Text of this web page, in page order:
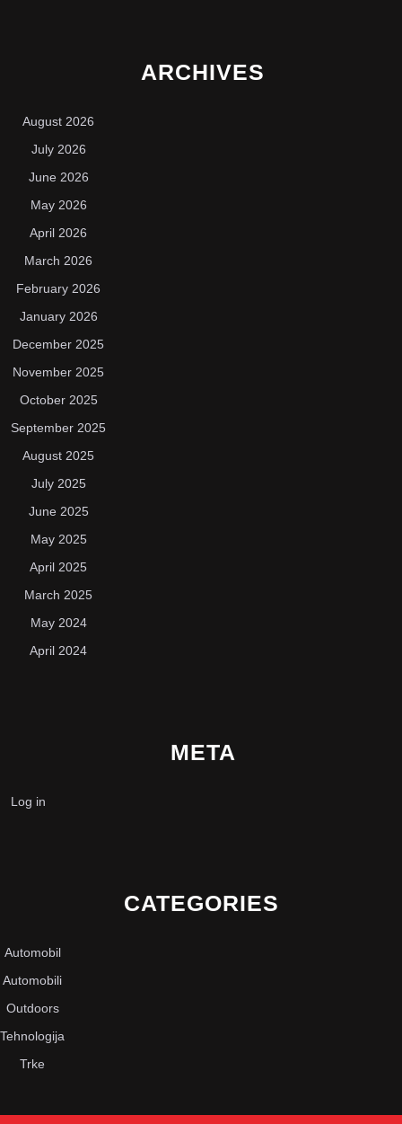
ARCHIVES
August 2026
July 2026
June 2026
May 2026
April 2026
March 2026
February 2026
January 2026
December 2025
November 2025
October 2025
September 2025
August 2025
July 2025
June 2025
May 2025
April 2025
March 2025
May 2024
April 2024
META
Log in
CATEGORIES
Automobil
Automobili
Outdoors
Tehnologija
Trke